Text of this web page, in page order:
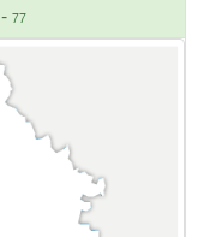
- 77